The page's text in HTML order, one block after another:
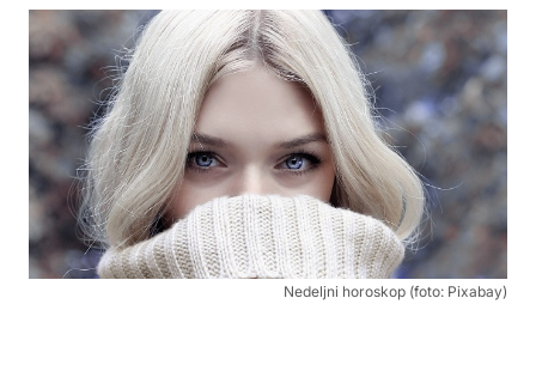
Nedeljni horoskop (foto: Pixabay)